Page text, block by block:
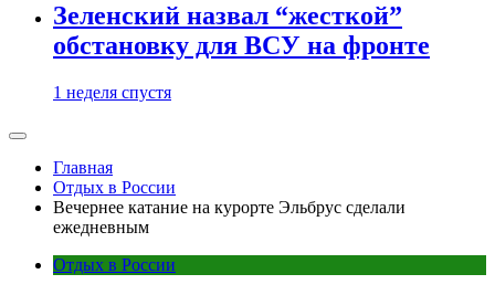
Зеленский назвал “жесткой”
обстановку для ВСУ на фронте
1 неделя спустя
Главная
Отдых в России
Вечернее катание на курорте Эльбрус сделали
ежедневным
Отдых в России